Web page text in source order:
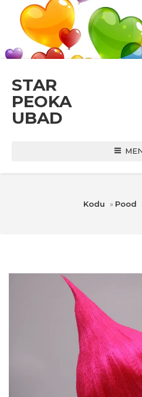
STAR
PEOKA
UBAD
Kodu » Pood